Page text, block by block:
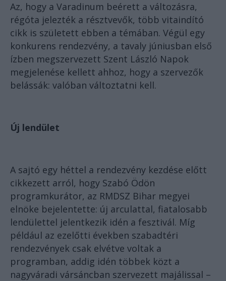
Az, hogy a Varadinum beérett a változásra,
régóta jelezték a résztvevők, több vitaindító
cikk is született ebben a témában. Végül egy
konkurens rendezvény, a tavaly júniusban első
ízben megszervezett Szent László Napok
megjelenése kellett ahhoz, hogy a szervezők
belássák: valóban változtatni kell.
Új lendület
A sajtó egy héttel a rendezvény kezdése előtt
cikkezett arról, hogy Szabó Ödön
programkurátor, az RMDSZ Bihar megyei
elnöke bejelentette: új arculattal, fiatalosabb
lendülettel jelentkezik idén a fesztivál. Míg
például az ezelőtti években szabadtéri
rendezvények csak elvétve voltak a
programban, addig idén többek közt a
nagyváradi vársáncban szervezett majálissal –